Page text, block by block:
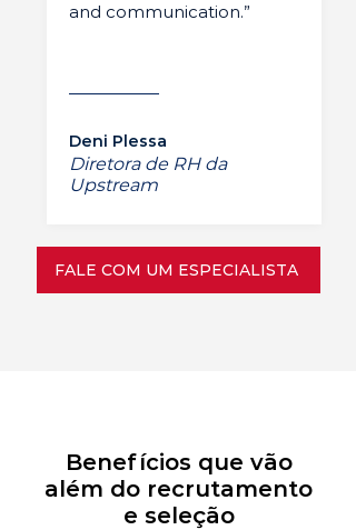
and communication.”
Deni Plessa
Diretora de RH da
Upstream
FALE COM UM ESPECIALISTA
Benefícios que vão
além do recrutamento
e seleção